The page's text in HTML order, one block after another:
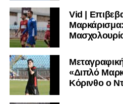
Vid |
«Διπλό
Κόρινθο ο